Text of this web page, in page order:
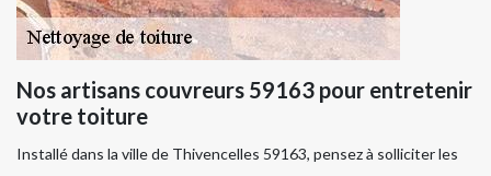
Nos artisans couvreurs 59163 pour entretenir
votre toiture
Installé dans la ville de Thivencelles 59163, pensez à solliciter les